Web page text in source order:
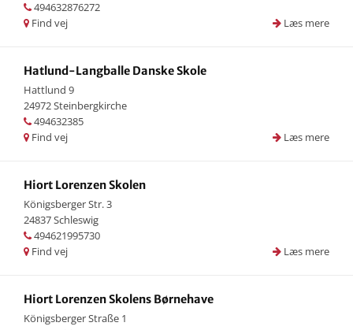
494632876272
Læs mere
Find vej
Hatlund-Langballe Danske Skole
Hattlund 9
24972 Steinbergkirche
494632385
Læs mere
Find vej
Hiort Lorenzen Skolen
Königsberger Str. 3
24837 Schleswig
494621995730
Læs mere
Find vej
Hiort Lorenzen Skolens Børnehave
Königsberger Straße 1